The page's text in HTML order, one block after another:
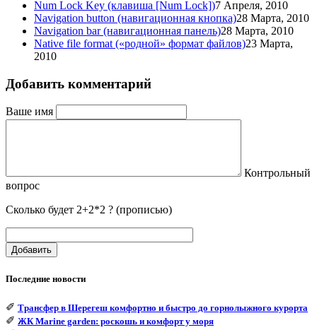
Num Lock Key (клавиша [Num Lock])7 Апреля, 2010
Navigation button (навигационная кнопка)28 Марта, 2010
Navigation bar (навигационная панель)28 Марта, 2010
Native file format («родной» формат файлов)23 Марта,
2010
Добавить комментарий
Ваше имя
Контрольный
вопрос
Сколько будет 2+2*2 ? (прописью)
Добавить
Последние новости
✐ Трансфер в Шерегеш комфортно и быстро до горнолыжного курорта
✐ ЖК Marine garden: роскошь и комфорт у моря